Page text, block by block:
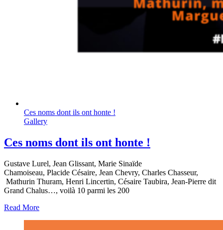
Ces noms dont ils ont honte !
Gallery
Ces noms dont ils ont honte !
Gustave Lurel, Jean Glissant, Marie Sinaïde
Chamoiseau, Placide Césaire, Jean Chevry, Charles Chasseur,
Mathurin Thuram, Henri Lincertin, Césaire Taubira, Jean-Pierre dit
Grand Chalus…, voilà 10 parmi les 200
Read More